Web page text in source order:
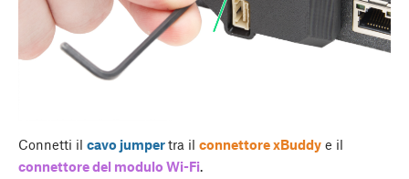
Connetti il cavo jumpertra il connettore xBuddy e il
connettore del modulo Wi-Fi.